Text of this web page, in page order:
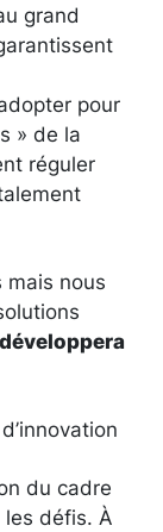
grand
pour
» de la
réguler
mais nous
du cadre
défis. À